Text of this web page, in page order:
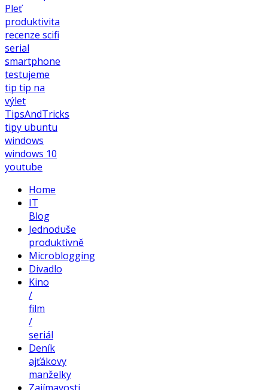
Pleť
produktivita
recenze scifi
serial
smartphone
testujeme
tip tip na
výlet
TipsAndTricks
tipy ubuntu
windows
windows 10
youtube
Home
IT
Blog
Jednoduše
produktivně
Microblogging
Divadlo
Kino
/
film
/
seriál
Deník
ajťákovy
manželky
Zajímavosti